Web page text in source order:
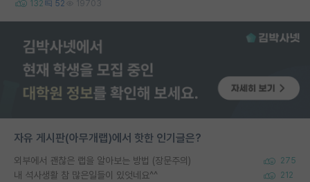
132 52 19703
자유 게시판(아무개랩)에서 핫한 인기글은?
외부에서 괜찮은 랩을 알아보는 방법 (장문주의) 275
내 석사생활 참 많은일들이 있엇네요^^ 212